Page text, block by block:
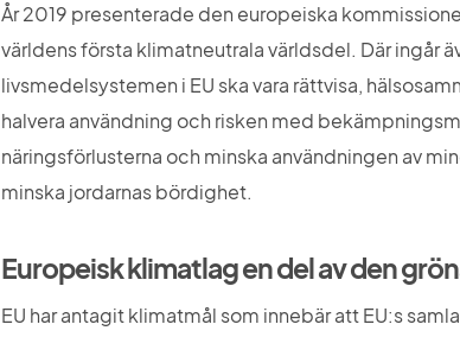
År 2019 presenterade den europeiska
världens första klimatneutrala världsdel. Där ingår
livsmedelsystemen i EU ska vara rättvisa,
halvera användning och risken med
näringsförlusterna och minska användningen av
minska jordarnas bördighet.
Europeisk klimatlag en del av den
EU har antagit klimatmål som innebär att EU:s